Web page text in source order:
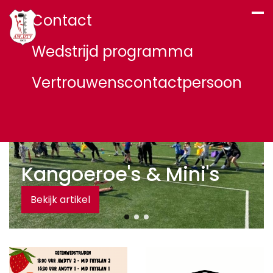
Contact
Wedstrijd programma
Vertrouwenscontactpersoon
Kangoeroe's & Mini's
Bekijk artikel